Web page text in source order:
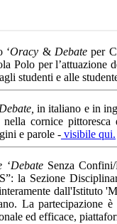
‘Oracy & Debate per
Polo per
studenti e alle
Debate,in italiano e in
cornice pittoresca
e parole - visibile qui.
‘DebateSenza Confini/
la Sezione
dall'Istituto
La partecipazione
ed efficace,